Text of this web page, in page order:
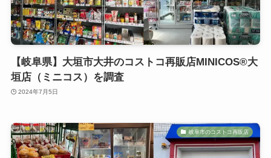
【岐阜県】大垣市大井のコストコ再販店MINICOS®︎大
垣店（ミニコス）を調査
2024年7月5日
岐阜市のコストコ再販店